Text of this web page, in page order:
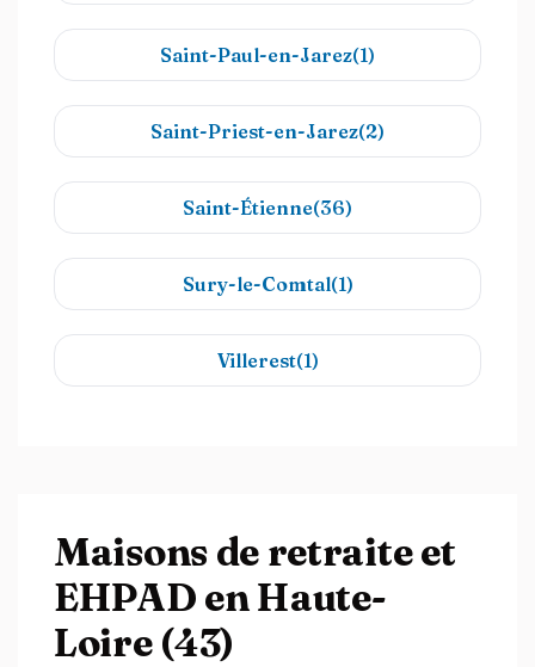
Saint-Paul-en-Jarez(1)
Saint-Priest-en-Jarez(2)
Saint-Étienne(36)
Sury-le-Comtal(1)
Villerest(1)
Maisons de retraite et
EHPAD en Haute-
Loire (43)